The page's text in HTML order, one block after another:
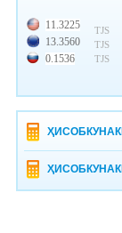
11.3225
13.3560
0.1536
TJS
TJS
TJS